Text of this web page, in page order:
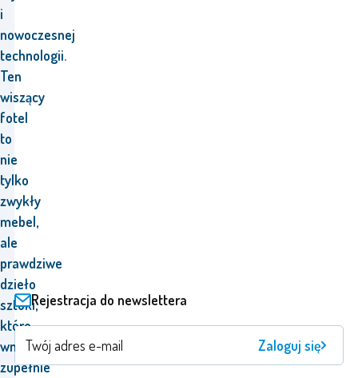
i
nowoczesnej
technologii.
Ten
wiszący
fotel
to
nie
tylko
zwykły
mebel,
ale
prawdziwe
dzieło
sztuki,
które
wniesie
zupełnie
Rejestracja do newslettera
Zaloguj się